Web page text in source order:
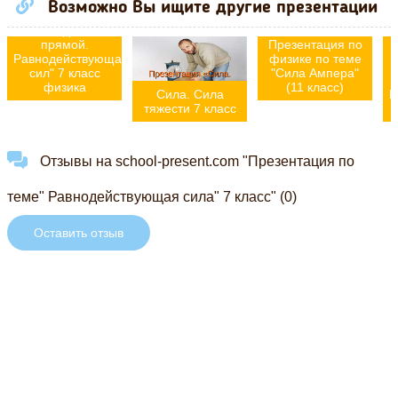
Возможно Вы ищите другие презентации
направленных
по одной
прямой.
Равнодействующая
сил" 7 класс
физика
Сила. Сила
тяжести 7 класс
Презентация по
физике по теме
"Сила Ампера"
(11 класс)
Отзывы на school-present.com "Презентация по
теме" Равнодействующая сила" 7 класс" (0)
Оставить отзыв